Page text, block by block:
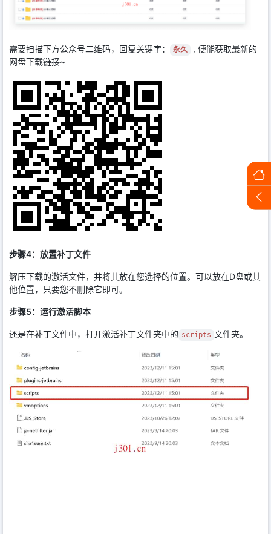
需要扫描下方公众号二维码，回复关键字： 永久
, 便能获取最新的
网盘下载链接~
步骤4：放置补丁文件
解压下载的激活文件，并将其放在您选择的位置。可以放在D盘或其
他位置，只要您不删除它即可。
步骤5：运行激活脚本
还是在补丁文件中，打开激活补丁文件夹中的 scripts 文件夹。